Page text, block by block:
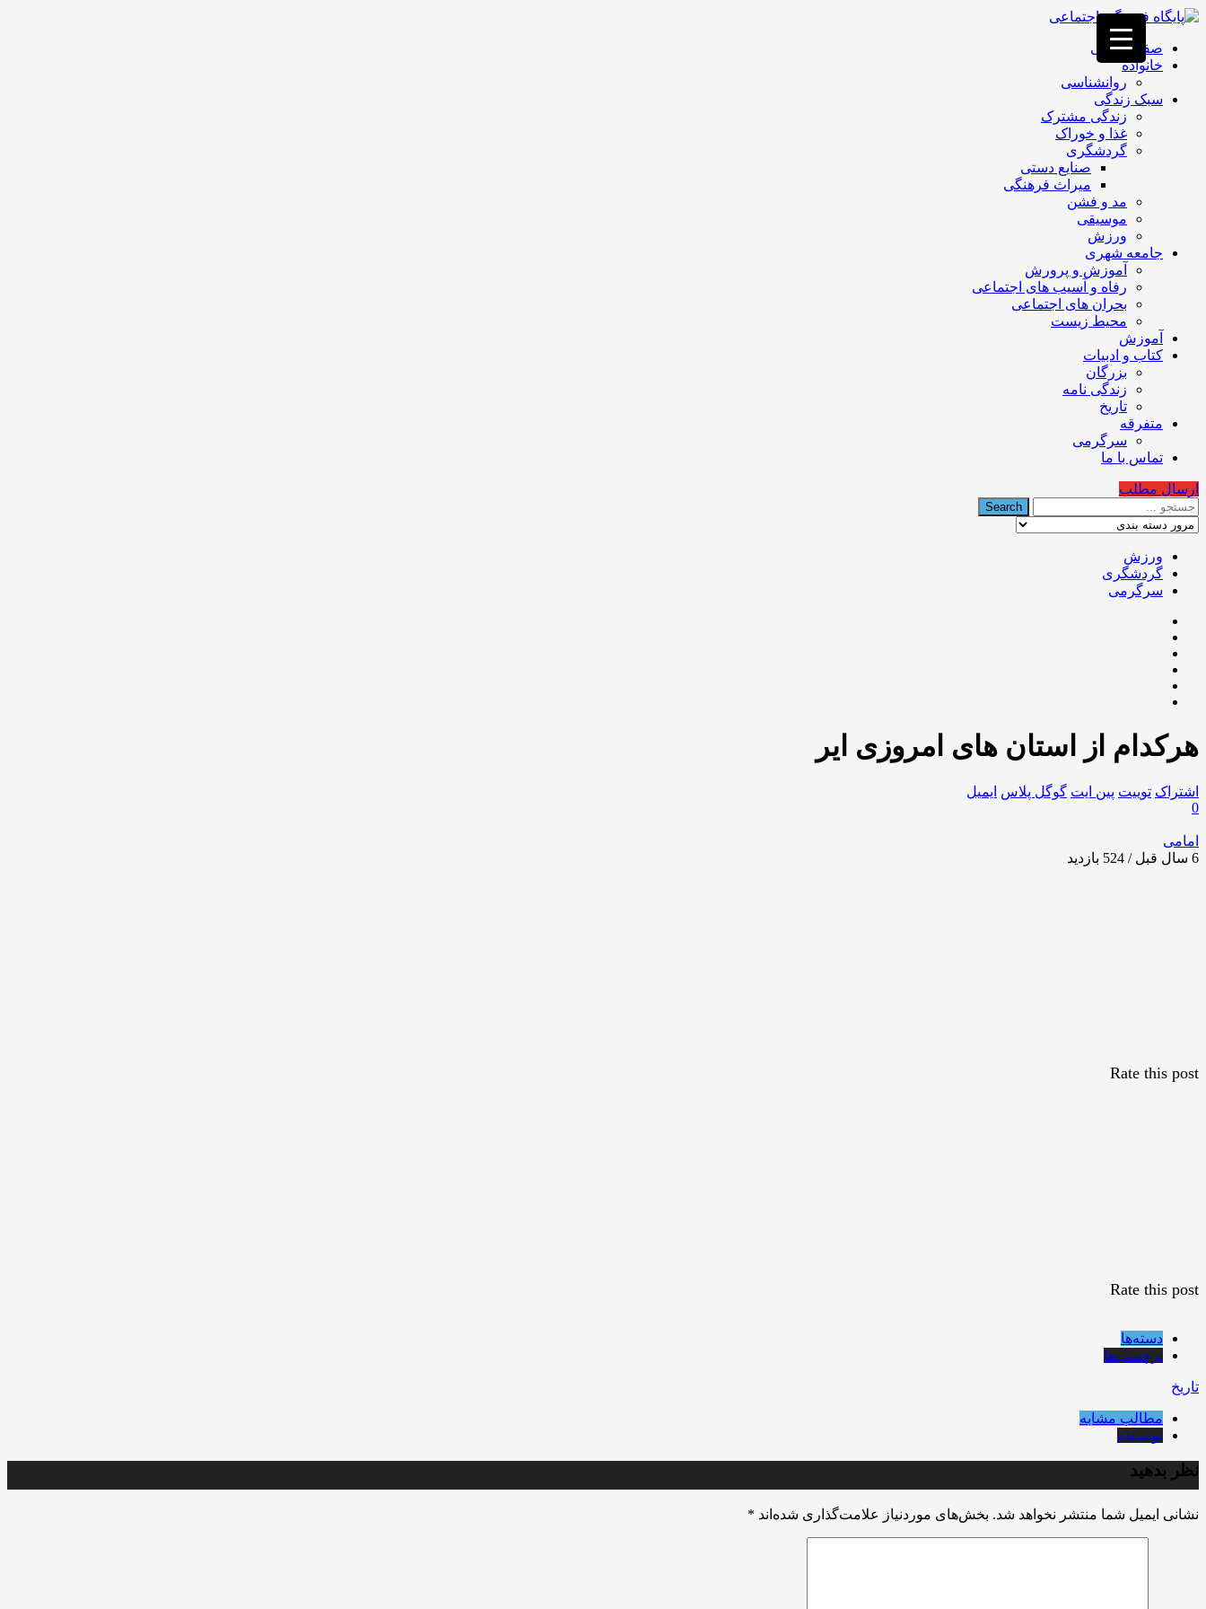
فصد
غرب
تهران
خشکشویی
تصفیه
تهران
صفحه اصلی
خانواده
روانشناسی
سبک زندگی
زندگی مشترک
غذا و خوراک
گردشگری
صنایع دستی
میراث فرهنگی
مد و فشن
موسیقی
ورزش
جامعه شهری
آموزش و پرورش
رفاه و آسیب های اجتماعی
بحران های اجتماعی
محیط زیست
آموزش
کتاب و ادبیات
بزرگان
زندگی نامه
تاریخ
متفرقه
سرگرمی
تماس با ما
ارسال مطلب
ورزش
گردشگری
سرگرمی
هرکدام از استان های امروزی ایر
اشتراک توییت پین ایت گوگل‌ پلاس ایمیل
0
امامی
6 سال قبل / 524
بازدید
Rate this post
Rate this post
دسته‌ها
برچسب‌ها
تاریخ
مطالب مشابه
نویسنده
نظر بدهید
نشانی ایمیل شما منتشر نخواهد شد. بخش‌های موردنیاز علامت‌گذاری شده‌اند *